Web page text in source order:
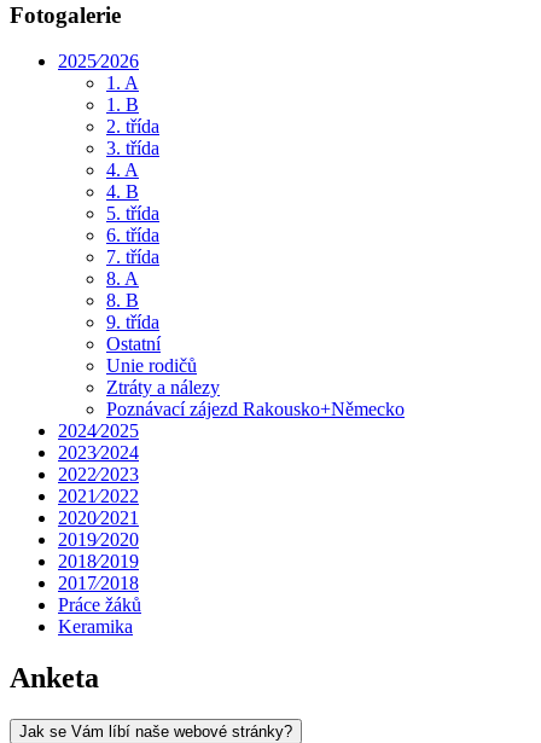
Fotogalerie
2025⁄2026
1. A
1. B
2. třída
3. třída
4. A
4. B
5. třída
6. třída
7. třída
8. A
8. B
9. třída
Ostatní
Unie rodičů
Ztráty a nálezy
Poznávací zájezd Rakousko+Německo
2024⁄2025
2023⁄2024
2022⁄2023
2021⁄2022
2020⁄2021
2019⁄2020
2018⁄2019
2017⁄2018
Práce žáků
Keramika
Anketa
Jak se Vám líbí naše webové stránky?